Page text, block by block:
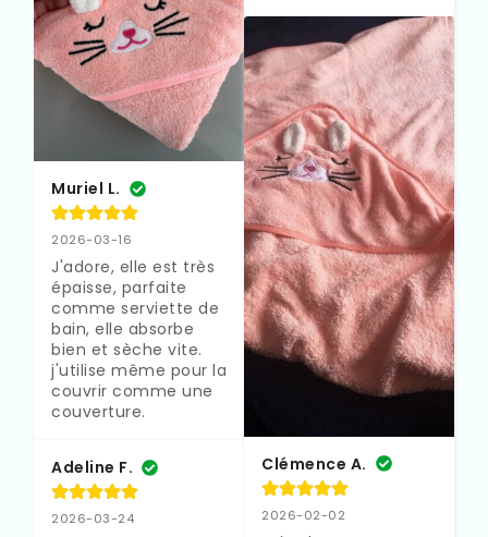
Muriel L.
2026-03-16
J'adore, elle est très
épaisse, parfaite
comme serviette de
bain, elle absorbe
bien et sèche vite.
j'utilise même pour la
couvrir comme une
couverture.
Adeline F.
2026-03-24
Clémence A.
2026-02-02